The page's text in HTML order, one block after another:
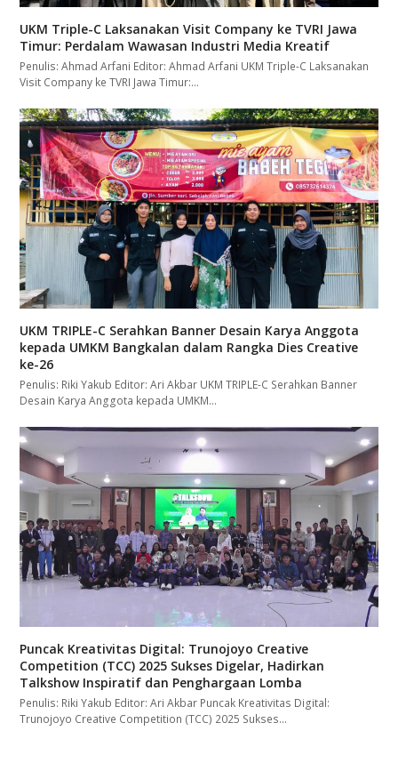
UKM Triple-C Laksanakan Visit Company ke TVRI Jawa
Timur: Perdalam Wawasan Industri Media Kreatif
Penulis: Ahmad Arfani Editor: Ahmad Arfani UKM Triple-C Laksanakan
Visit Company ke TVRI Jawa Timur:…
UKM TRIPLE-C Serahkan Banner Desain Karya Anggota
kepada UMKM Bangkalan dalam Rangka Dies Creative
ke-26
Penulis: Riki Yakub Editor: Ari Akbar UKM TRIPLE-C Serahkan Banner
Desain Karya Anggota kepada UMKM…
Puncak Kreativitas Digital: Trunojoyo Creative
Competition (TCC) 2025 Sukses Digelar, Hadirkan
Talkshow Inspiratif dan Penghargaan Lomba
Penulis: Riki Yakub Editor: Ari Akbar Puncak Kreativitas Digital:
Trunojoyo Creative Competition (TCC) 2025 Sukses…